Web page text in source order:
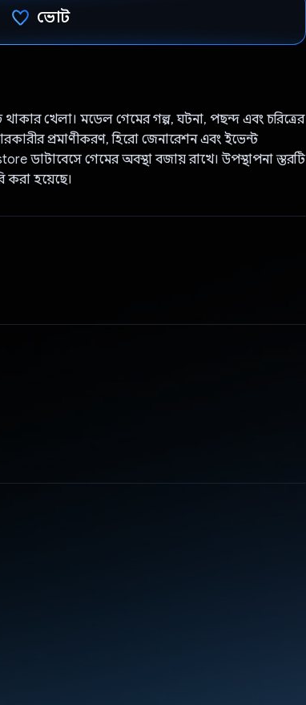
ভোট
থাকার খেলা। মডেল গেমের গল্প, ঘটনা, পছন্দ এবং চরিত্রের
প্রমাণীকরণ, হিরো জেনারেশন এবং ইভেন্ট
ডাটাবেসে গেমের অবস্থা বজায় রাখে। উপস্থাপনা স্তরটি
করা হয়েছে।